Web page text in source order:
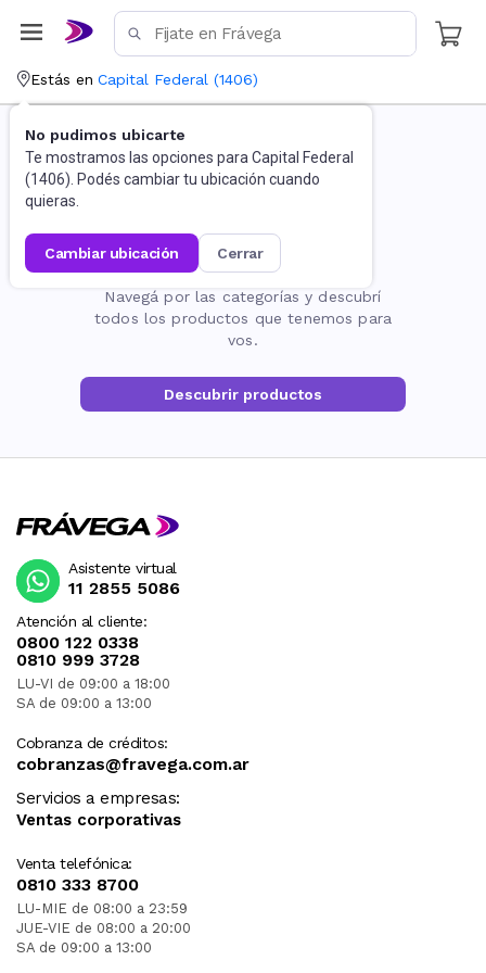
Estás en Capital Federal (1406)
No pudimos ubicarte
Te mostramos las opciones para Capital Federal
(1406). Podés cambiar tu ubicación cuando
quieras.
cambiar ubicación cerrar
La página no existe
Navegá por las categorías y descubrí
todos los productos que tenemos para
vos.
Descubrir productos
Atención al cliente:
0800 122 0338
0810 999 3728
LU-VI de 09:00 a 18:00
SA de 09:00 a 13:00
Cobranza de créditos:
cobranzas@fravega.com.ar
Servicios a empresas:
Ventas corporativas
Venta telefónica:
0810 333 8700
LU-MIE de 08:00 a 23:59
JUE-VIE de 08:00 a 20:00
SA de 09:00 a 13:00
Asistente virtual
11 2855 5086